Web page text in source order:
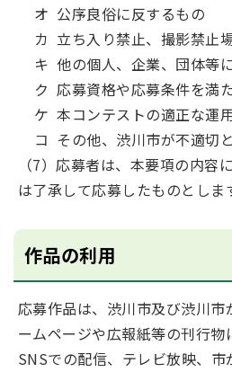
オ 公序良俗に反するもの
カ 立ち入り禁止、撮影禁止
キ 他の個人、企業、団体等
ク 応募資格や応募条件を満
ケ 本コンテストの適正な運
コ その他、渋川市が不適切
（7）応募者は、本要項の内容
は了承して応募したものとしま
作品の利用
応募作品は、渋川市及び渋川
ームページや広報紙等の刊行物
SNSでの配信、テレビ放映、